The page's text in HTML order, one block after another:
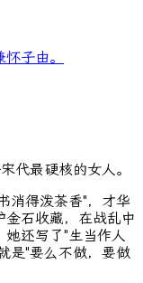
子由。
代最硬核的女人。
消得泼茶香"，才华
石收藏，在战乱中
还写了"生当作人
是"要么不做，要做